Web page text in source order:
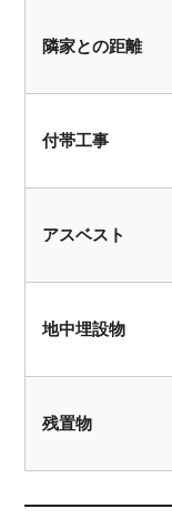
隣家との距離
付帯工事
アスベスト
地中埋設物
残置物